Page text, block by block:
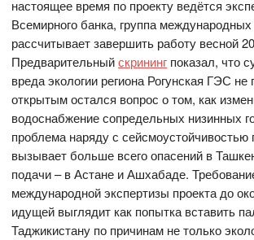
настоящее время по проекту ведётся
Всемирного банка, группа
рассчитывает завершить работу весной
Предварительныйскрининг показал, что
вреда экологии региона Рогунская ГЭС не
открытым остался вопрос о том, как
водоснабжение сопредельных низинных
проблема наряду с сейсмоустойчивостью
вызывает больше всего опасений в
подачи – в Астане и Ашхабаде.
международной экспертизы проекта до
идущей выглядит как попытка вставить
Таджикистану по причинам не только